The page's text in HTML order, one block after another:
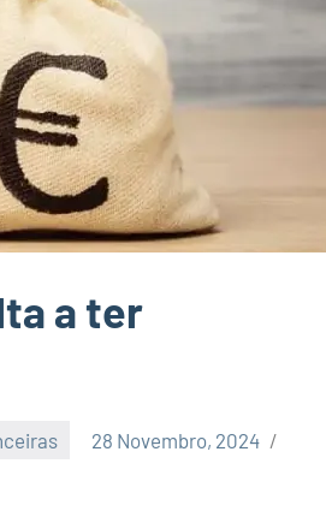
a ter
28 Novembro, 2024